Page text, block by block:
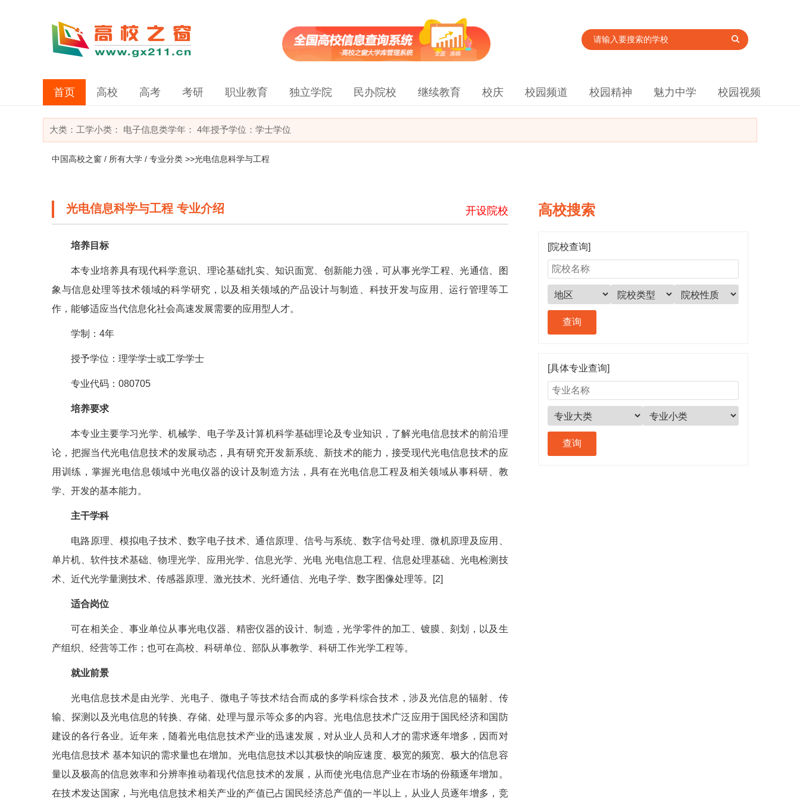
首页 高校 高考 考研 职业教育 独立学院 民办院校 继续教育 校庆 校园频道 校园精神 魅力中学 校园视频
大类： 工学小类： 电子信息类学年： 4年授予学位：学士学位
中国高校之窗 / 所有大学 / 专业分类 >>光电信息科学与工程
光电信息科学与工程 专业介绍 开设院校
培养目标
本专业培养具有现代科学意识、理论基础扎实、知识面宽、创新能力强，可从事光学工程、光通信、图
象与信息处理等技术领域的科学研究，以及相关领域的产品设计与制造、科技开发与应用、运行管理等工
作，能够适应当代信息化社会高速发展需要的应用型人才。
学制：4年
授予学位：理学学士或工学学士
专业代码：080705
培养要求
本专业主要学习光学、机械学、电子学及计算机科学基础理论及专业知识，了解光电信息技术的前沿理
论，把握当代光电信息技术的发展动态，具有研究开发新系统、新技术的能力，接受现代光电信息技术的应
用训练，掌握光电信息领域中光电仪器的设计及制造方法，具有在光电信息工程及相关领域从事科研、教
学、开发的基本能力。
主干学科
电路原理、模拟电子技术、数字电子技术、通信原理、信号与系统、数字信号处理、微机原理及应用、
单片机、软件技术基础、物理光学、应用光学、信息光学、光电 光电信息工程、信息处理基础、光电检测技
术、近代光学量测技术、传感器原理、激光技术、光纤通信、光电子学、数字图像处理等。[2]
适合岗位
可在相关企、事业单位从事光电仪器、精密仪器的设计、制造，光学零件的加工、镀膜、刻划，以及生
产组织、经营等工作；也可在高校、科研单位、部队从事教学、科研工作光学工程等。
就业前景
光电信息技术是由光学、光电子、微电子等技术结合而成的多学科综合技术，涉及光信息的辐射、传
输、探测以及光电信息的转换、存储、处理与显示等众多的内容。光电信息技术广泛应用于国民经济和国防
建设的各行各业。近年来，随着光电信息技术产业的迅速发展，对从业人员和人才的需求逐年增多，因而对
光电信息技术 基本知识的需求量也在增加。光电信息技术以其极快的响应速度、极宽的频宽、极大的信息容
量以及极高的信息效率和分辨率推动着现代信息技术的发展，从而使光电信息产业在市场的份额逐年增加。
在技术发达国家，与光电信息技术相关产业的产值已占国民经济总产值的一半以上，从业人员逐年增多，竞
高校搜索
[院校查询]
[具体专业查询]